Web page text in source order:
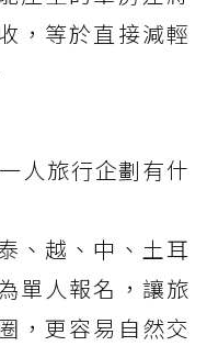
，等於直接減輕
人旅行企劃有什
、越、中、土耳
單人報名，讓旅
，更容易自然交